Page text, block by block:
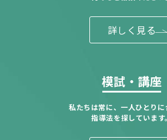
詳しく見る
模試・講座
私たちは常に、一人ひとりに
指導法を探しています。